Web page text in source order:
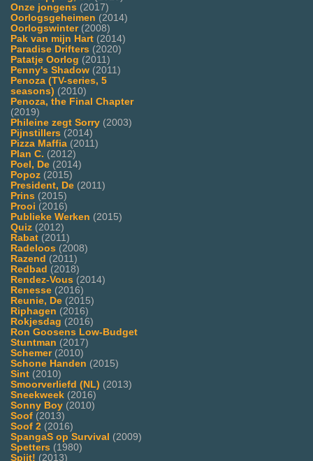
Onze jongens (2017)
Oorlogsgeheimen (2014)
Oorlogswinter(2008)
Pak van mijn Hart (2014)
Paradise Drifters (2020)
Patatje Oorlog (2011)
Penny's Shadow (2011)
Penoza (TV-series, 5
seasons) (2010)
Penoza, the Final Chapter
(2019)
Phileine zegt Sorry (2003)
Pijnstillers (2014)
Pizza Maffia (2011)
Plan C. (2012)
Poel, De (2014)
Popoz (2015)
President, De (2011)
Prins (2015)
Prooi (2016)
Publieke Werken (2015)
Quiz (2012)
Rabat (2011)
Radeloos (2008)
Razend (2011)
Redbad (2018)
Rendez-Vous (2014)
Renesse (2016)
Reunie, De (2015)
Riphagen (2016)
Rokjesdag (2016)
Ron Goosens Low-Budget
Stuntman (2017)
Schemer(2010)
Schone Handen (2015)
Sint (2010)
Smoorverliefd (NL) (2013)
Sneekweek (2016)
Sonny Boy (2010)
Soof (2013)
Soof 2 (2016)
SpangaS op Survival (2009)
Spetters (1980)
Spijt! (2013)